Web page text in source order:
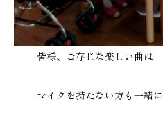
皆様、ご存じな楽しい曲は
マイクを持たない方も一緒に